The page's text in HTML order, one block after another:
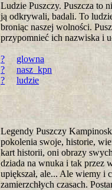
Ludzie Puszczy. Puszcza to
ją odkrywali, badali. To
broniąc naszej wolności.
przypomnieć ich nazwiska i
?
glowna
?
nasz_kpn
?
ludzie
Legendy Puszczy
pokolenia swoje, historie,
kart historii, oni obrazy
dziada na wnuka i tak przez
upiększał, ale... Ale wiemy i
zamierzchłych czasach.